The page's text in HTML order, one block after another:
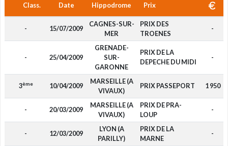
Class. Date Hippodrome Prix
- 15/07/2009
CAGNES-SUR-
MER
PRIX DES
TROENES
-
- 25/04/2009
GRENADE-
SUR-
GARONNE
PRIX DE LA
DEPECHE DU MIDI
-
3ème 10/04/2009
MARSEILLE (A
VIVAUX)
PRIX PASSEPORT 1 950
- 20/03/2009
MARSEILLE (A
VIVAUX)
PRIX DE PRA-
LOUP
-
- 12/03/2009
LYON (A
PARILLY)
PRIX DE LA
MARNE
-